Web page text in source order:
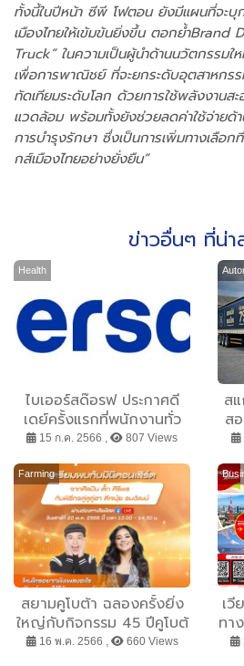
ทั้งนี้ในปีหน้า ซีพี โฟตอน ยังมีแผนที่จะบุ
เมืองไทยให้เข้มข้นยิ่งขึ้น ตอกย้ำBrand
Truck” ในความเป็นผู้นำด้านนวัตกรรมใ
เพื่อการพาณิชย์ ที่จะยกระดับอุตสาหกรร
ทัดเทียมระดับโลก ด้วยการใช้พลังงานส
แวดล้อม พร้อมทั้งยังช่วยลดค่าใช้จ่ายด้
การบำรุงรักษา ซึ่งเป็นการเพิ่มทางเลือ
กส์เมืองไทยอย่างยั่งยืน”
ข่าวอื่นๆ ที่น่า
Health
ไบเออร์สด๊อรฟ ประกาศดี
เดย์ครั้งแรกที่พนักงานทั่ว
โลกทำงานจิตอาสา คืน
ประโยชน์เพื่อสังคม ตามจุด
มุ่งหมายองค์กร CARE
BEYOND SKIN แสดงจุดยืน
ในเรื่องของการดูแลที่มากก
ว่าแค่ผิวพรรณ
15 ก.ค. 2566 , 807 Views
ส
ส
Farming
สยามคูโบต้า ฉลองครั้งยิ่ง
ใหญ่กับกิจกรรม 45 ปีคูโบต้
า 45 ปี แห่งความสุข
16 พ.ค. 2566 , 660 Views
เวี
ทา